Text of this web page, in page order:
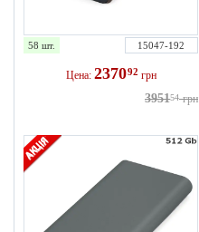
58 шт. 15047-192
Цена: 237092 грн
395154 грн